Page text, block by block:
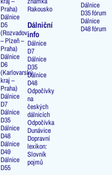
Praha)
Dálnice
D5
(Rozvadov
– Plzeň –
Praha)
Dálnice
D6
(Karlovarský
kraj –
Praha)
Dálnice
D7
Dálnice
D35
Dálnice
D48
Dálnice
D49
Dálnice
D55
Rakousko
Dálniční
info
Dálnice
D7
Dálnice
D35
Dálnice
D48
Odpočívky
na
českých
dálnicích
Odpočívka
Dunávice
Dopravní
lexikon:
Slovník
pojmů
Dálnice
D35 fórum
Dálnice
D48 fórum